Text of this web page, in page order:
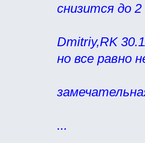
снизится до
Dmitriy,RK
но все равно
...